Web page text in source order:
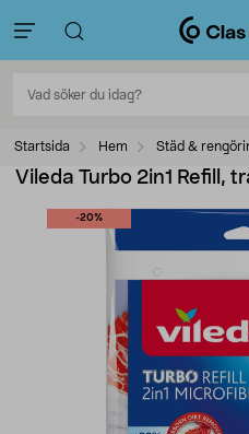
Startsida Hem Städ &
Vileda Turbo 2in1 Refill,
-20%